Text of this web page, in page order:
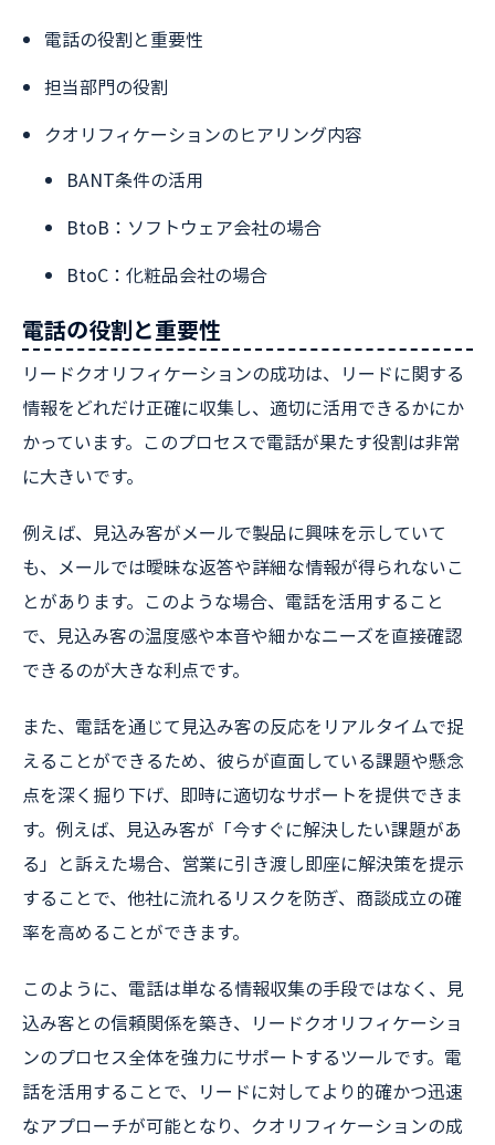
電話の役割と重要性
担当部門の役割
クオリフィケーションのヒアリング内容
BANT条件の活用
BtoB：ソフトウェア会社の場合
BtoC：化粧品会社の場合
電話の役割と重要性
リードクオリフィケーションの成功は、リードに関する
情報をどれだけ正確に収集し、適切に活用できるかにか
かっています。このプロセスで電話が果たす役割は非常
に大きいです。
例えば、見込み客がメールで製品に興味を示していて
も、メールでは曖昧な返答や詳細な情報が得られないこ
とがあります。このような場合、電話を活用すること
で、見込み客の温度感や本音や細かなニーズを直接確認
できるのが大きな利点です。
また、電話を通じて見込み客の反応をリアルタイムで捉
えることができるため、彼らが直面している課題や懸念
点を深く掘り下げ、即時に適切なサポートを提供できま
す。例えば、見込み客が「今すぐに解決したい課題があ
る」と訴えた場合、営業に引き渡し即座に解決策を提示
することで、他社に流れるリスクを防ぎ、商談成立の確
率を高めることができます。
このように、電話は単なる情報収集の手段ではなく、見
込み客との信頼関係を築き、リードクオリフィケーショ
ンのプロセス全体を強力にサポートするツールです。電
話を活用することで、リードに対してより的確かつ迅速
なアプローチが可能となり、クオリフィケーションの成